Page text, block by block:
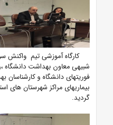
کارگاه آموزشی تیم واکنش
شبیهی معاون بهداشت
فوریتهای دانشگاه و کارشناسان
بیماریهای مراکز شهرستان های
گردید.